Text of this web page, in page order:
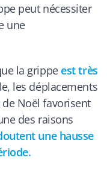
peut nécessiter
une
la grippeest très
les déplacements
Noël favorisent
des raisons
une hausse